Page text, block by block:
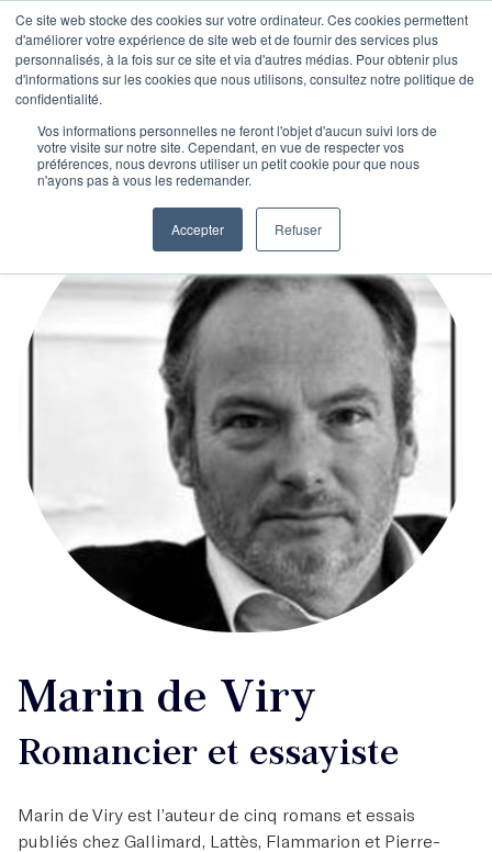
Ce site web stocke des cookies sur votre ordinateur. Ces cookies permettent
d'améliorer votre expérience de site web et de fournir des services plus
personnalisés, à la fois sur ce site et via d'autres médias. Pour obtenir plus
d'informations sur les cookies que nous utilisons, consultez notre politique de
confidentialité.
Vos informations personnelles ne feront l'objet d'aucun suivi lors de
votre visite sur notre site. Cependant, en vue de respecter vos
préférences, nous devrons utiliser un petit cookie pour que nous
n'ayons pas à vous les redemander.
Accepter Refuser
Marin de Viry
Romancier et essayiste
Marin de Viry est l’auteur de cinq romans et essais
publiés chez Gallimard, Lattès, Flammarion et Pierre-